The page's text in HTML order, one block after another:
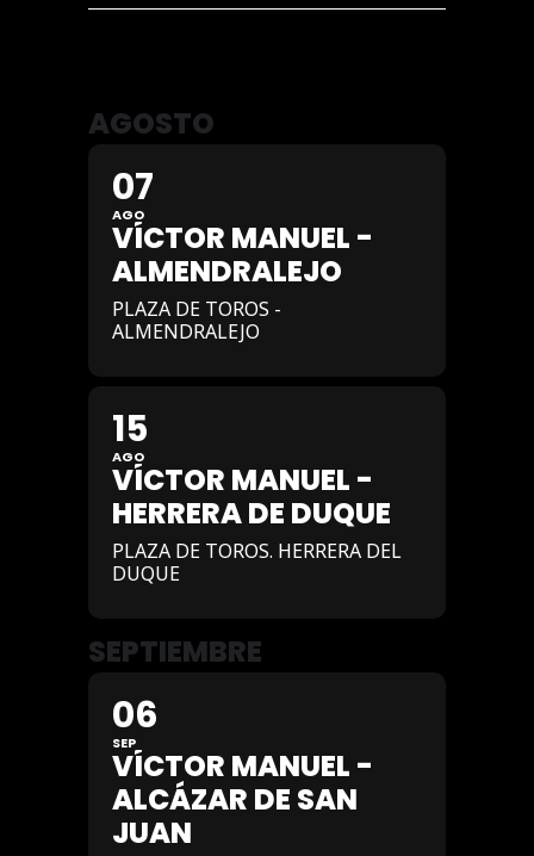
AGOSTO
07
AGO
VÍCTOR MANUEL -
ALMENDRALEJO
PLAZA DE TOROS -
ALMENDRALEJO
15
AGO
VÍCTOR MANUEL -
HERRERA DE DUQUE
PLAZA DE TOROS. HERRERA DEL
DUQUE
SEPTIEMBRE
06
SEP
VÍCTOR MANUEL -
ALCÁZAR DE SAN
JUAN